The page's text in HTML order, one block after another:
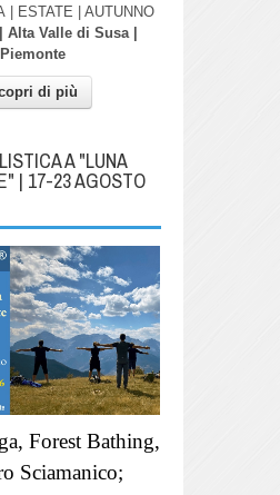
| ESTATE | AUTUNNO
Alta Valle di Susa |
Piemonte
di più
| 17-23 AGOSTO
Forest Bathing,
Sciamanico;